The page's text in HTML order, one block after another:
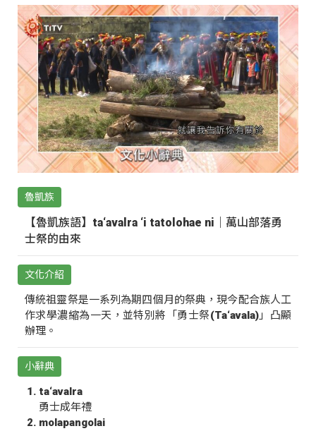
魯凱族
【魯凱族語】ta‘avalra ‘i tatolohae ni｜萬山部落勇
士祭的由來
文化介紹
傳統祖靈祭是一系列為期四個月的祭典，現今配合族人工
作求學濃縮為一天，並特別將「勇士祭(Ta‘avala)」凸顯
辦理。
小辭典
ta‘avalra
勇士成年禮
molapangolai